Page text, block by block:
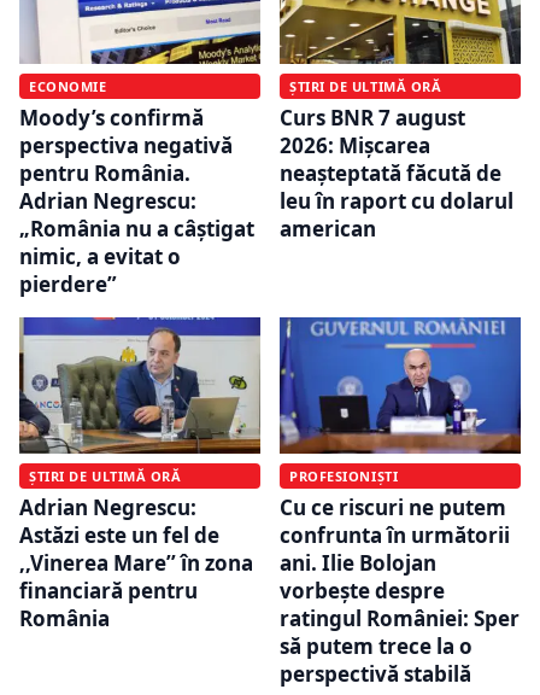
ECONOMIE
Moody’s confirmă
perspectiva negativă
pentru România.
Adrian Negrescu:
„România nu a câștigat
nimic, a evitat o
pierdere”
ȘTIRI DE ULTIMĂ ORĂ
Curs BNR 7 august
2026: Mișcarea
neașteptată făcută de
leu în raport cu dolarul
american
ȘTIRI DE ULTIMĂ ORĂ
Adrian Negrescu:
Astăzi este un fel de
,,Vinerea Mare’’ în zona
financiară pentru
România
PROFESIONIȘTI
Cu ce riscuri ne putem
confrunta în următorii
ani. Ilie Bolojan
vorbește despre
ratingul României: Sper
să putem trece la o
perspectivă stabilă